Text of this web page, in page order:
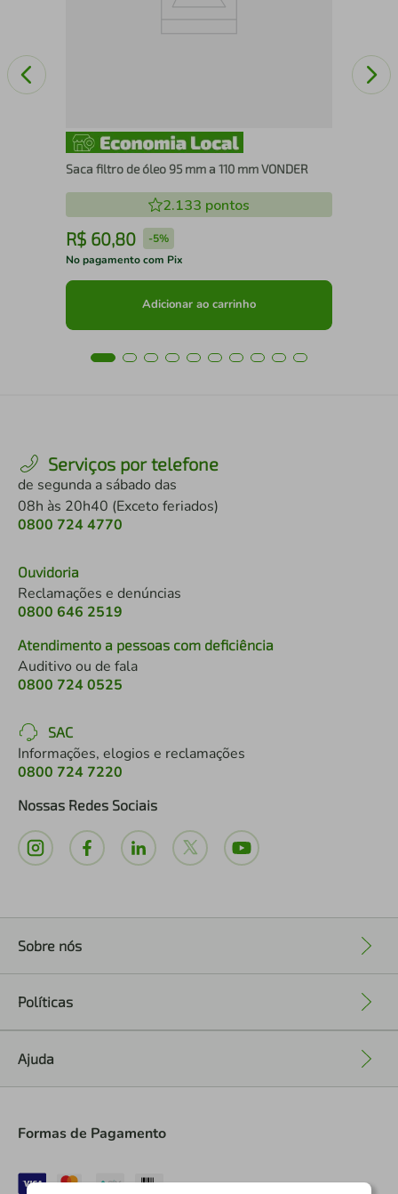
Saca filtro de óleo 95 mm a 110 mm VONDER
2.133 pontos
R$ 60,80 -5%
No pagamento com Pix
Adicionar ao carrinho
Serviços por telefone
de segunda a sábado das
08h às 20h40 (Exceto feriados)
0800 724 4770
Ouvidoria
Reclamações e denúncias
0800 646 2519
Atendimento a pessoas com deficiência
Auditivo ou de fala
0800 724 0525
SAC
Informações, elogios e reclamações
0800 724 7220
Nossas Redes Sociais
Sobre nós
Políticas
Ajuda
Formas de Pagamento